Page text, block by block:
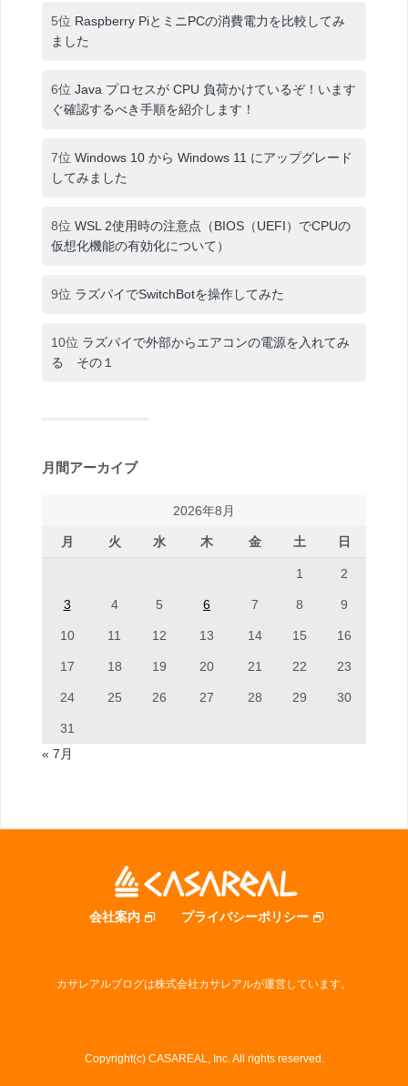
5位 Raspberry PiとミニPCの消費電力を比較してみ
ました
6位 Java プロセスが CPU 負荷かけているぞ！います
ぐ確認するべき手順を紹介します！
7位 Windows 10 から Windows 11 にアップグレード
してみました
8位 WSL 2使用時の注意点（BIOS（UEFI）でCPUの
仮想化機能の有効化について）
9位 ラズパイでSwitchBotを操作してみた
10位 ラズパイで外部からエアコンの電源を入れてみ
る その１
月間アーカイブ
2026年8月
月 火 水 木 金 土 日
1 2
3 4 5 6 7 8 9
10 11 12 13 14 15 16
17 18 19 20 21 22 23
24 25 26 27 28 29 30
31
« 7月
会社案内 プライバシーポリシー
カサレアルブログは株式会社カサレアルが運営しています。
Copyright(c) CASAREAL, Inc. All rights reserved.